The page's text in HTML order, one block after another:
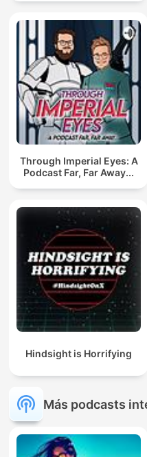
Through Imperial Eyes: A
Podcast Far, Far Away...
Hindsight is Horrifying
Más podcasts